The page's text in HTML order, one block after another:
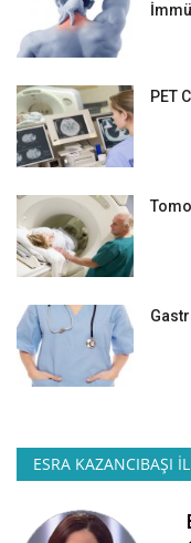
PET
ESRA KAZANCIBAŞI